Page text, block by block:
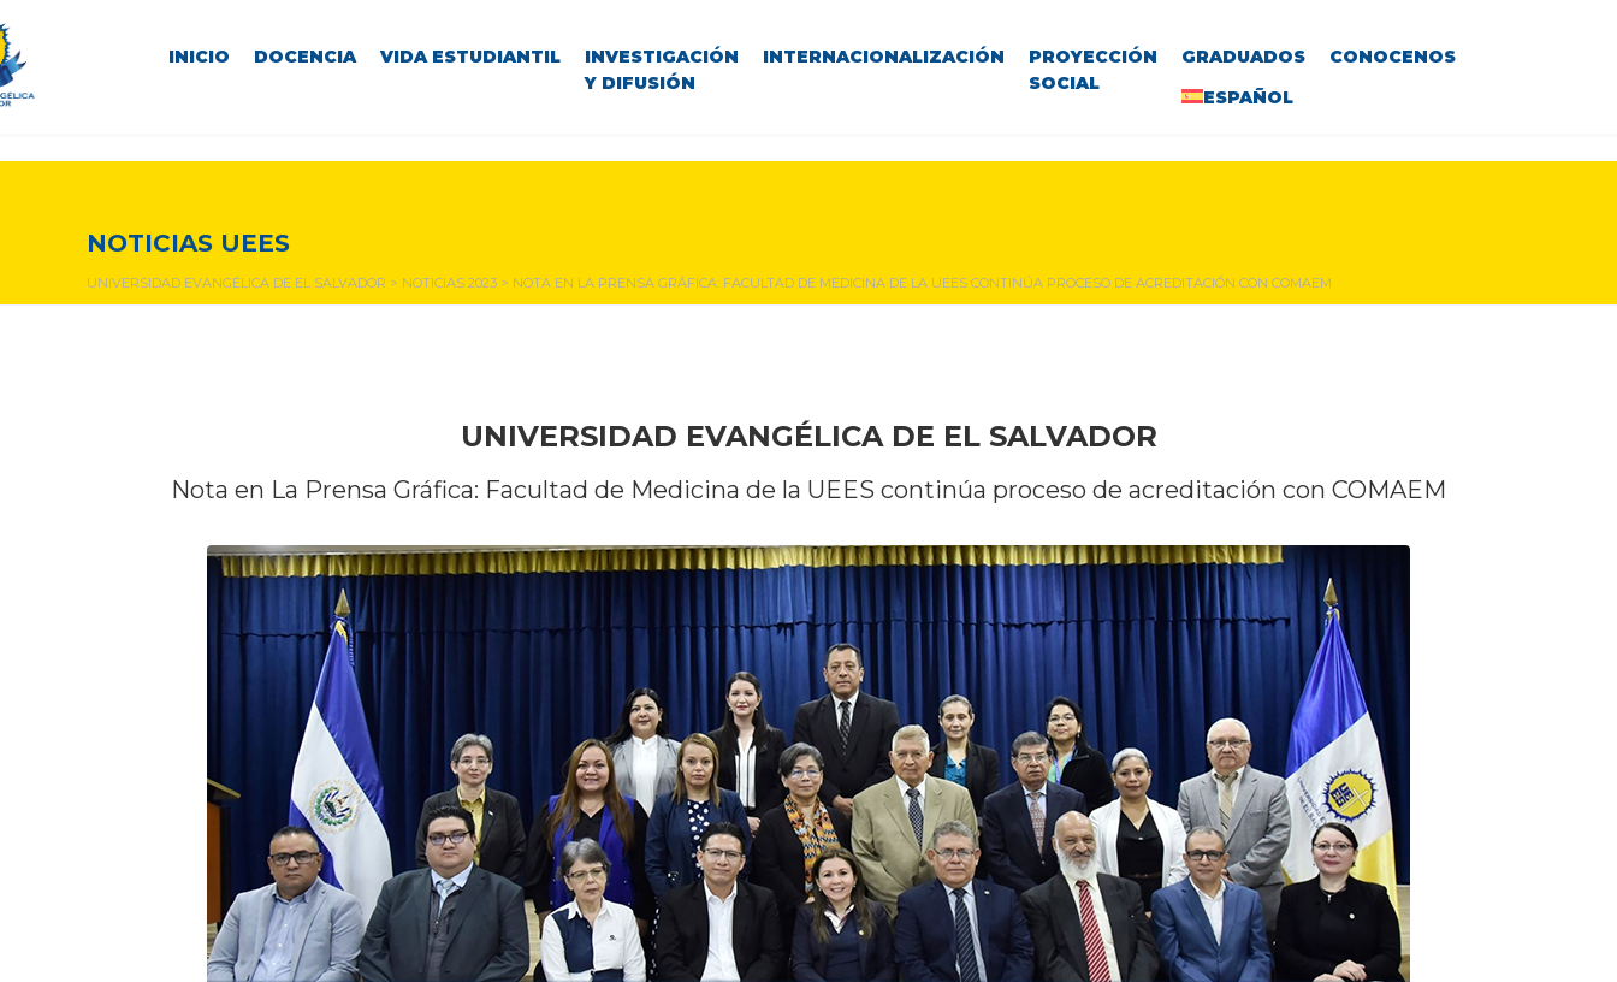
INICIO DOCENCIA VIDA ESTUDIANTIL
INVESTIGACIÓN
Y DIFUSIÓN
INTERNACIONALIZACIÓN
PROYECCIÓN
SOCIAL
GRADUADOS
CONOCENOS
ESPAÑOL
NOTICIAS UEES
UNIVERSIDAD EVANGÉLICA DE EL SALVADOR > NOTICIAS 2023 > NOTA EN LA PRENSA GRÁFICA: FACULTAD DE MEDICINA DE LA UEES CONTINÚA PROCESO DE ACREDITACIÓN CON COMAEM
UNIVERSIDAD EVANGÉLICA DE EL SALVADOR
Nota en La Prensa Gráfica: Facultad de Medicina de la UEES continúa proceso de acreditación con COMAEM